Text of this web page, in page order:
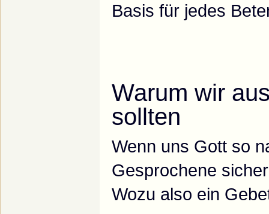
Basis für jedes
Warum wir
sollten
Wenn uns Gott so
Gesprochene
Wozu also ein